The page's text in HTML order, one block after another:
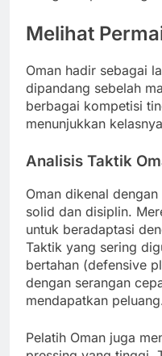
Melihat
Oman hadir sebagai
dipandang sebelah
berbagai kompetisi
menunjukkan
Analisis Taktik
Oman dikenal
solid dan disiplin.
untuk beradaptasi
Taktik yang sering
bertahan (defensive
dengan serangan
mendapatkan
Pelatih Oman juga